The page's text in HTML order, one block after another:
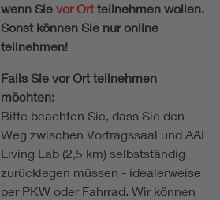
wenn Sie vor Ort teilnehmen wollen.
Sonst können Sie nur online
teilnehmen!
Falls Sie vor Ort teilnehmen
möchten:
Bitte beachten Sie, dass Sie den
Weg zwischen Vortragssaal und AAL
Living Lab (2,5 km) selbstständig
zurücklegen müssen - idealerweise
per PKW oder Fahrrad. Wir können